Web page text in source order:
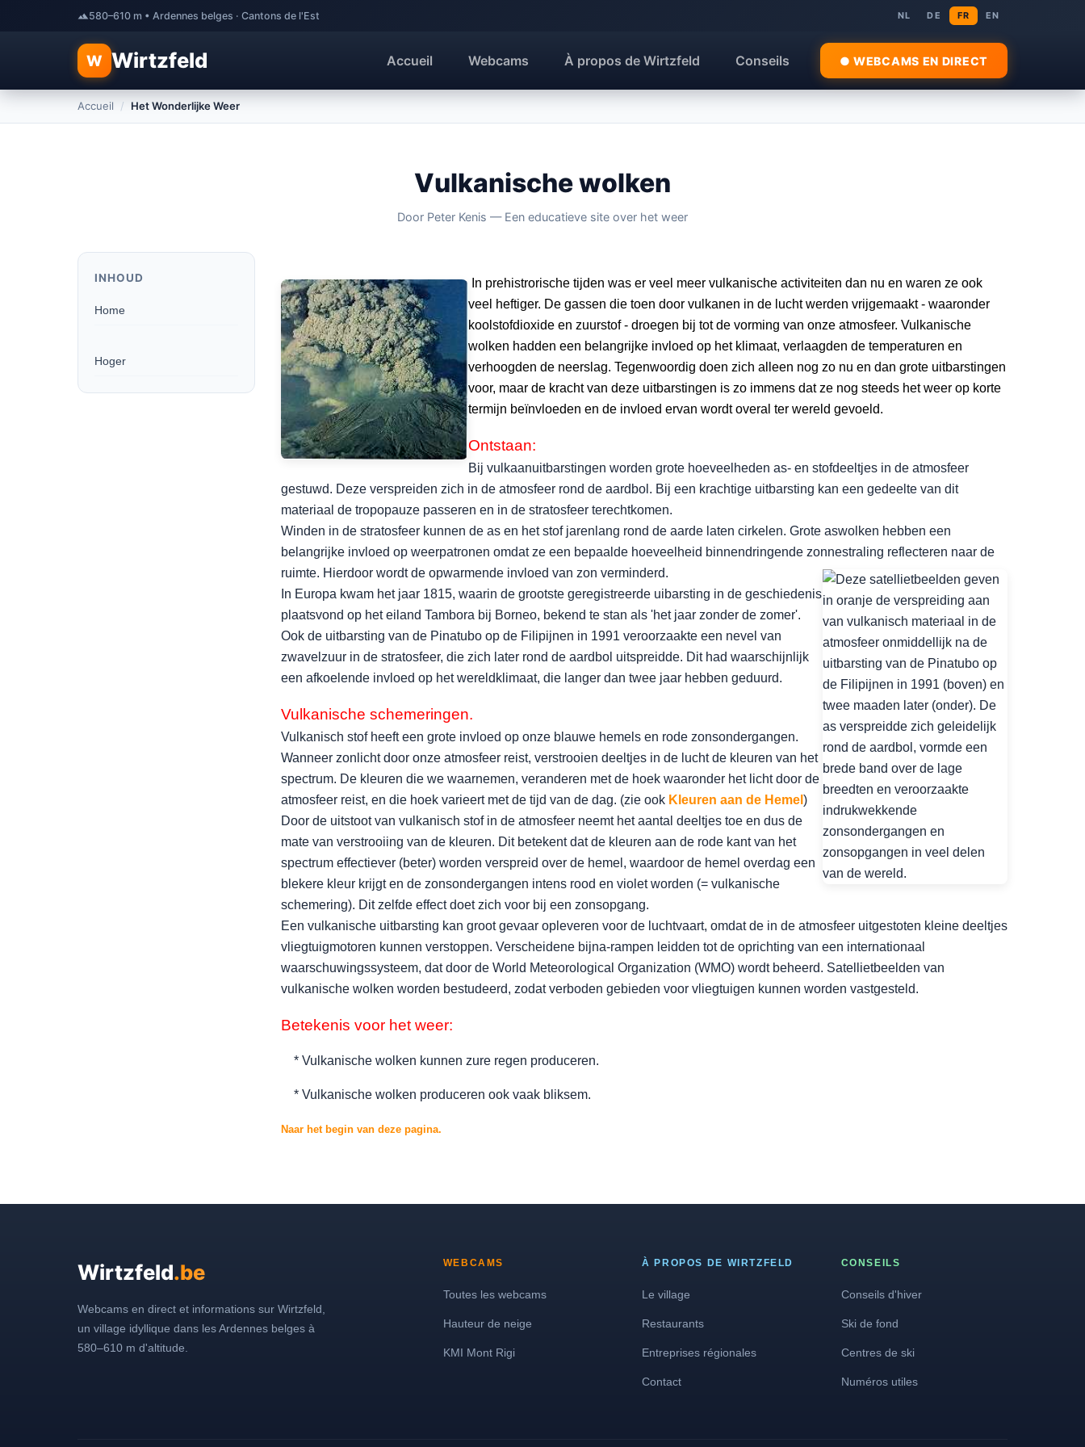
580–610 m • Ardennes belges · Cantons de l'Est NL DE FR EN
W Wirtzfeld Accueil Webcams À propos de Wirtzfeld Conseils ● WEBCAMS EN DIRECT
Accueil / Het Wonderlijke Weer
Vulkanische wolken
Door Peter Kenis — Een educatieve site over het weer
INHOUD
Home
Hoger
In prehistrorische tijden was er veel meer vulkanische activiteiten dan nu en waren ze ook
veel heftiger. De gassen die toen door vulkanen in de lucht werden vrijgemaakt - waaronder
koolstofdioxide en zuurstof - droegen bij tot de vorming van onze atmosfeer. Vulkanische
wolken hadden een belangrijke invloed op het klimaat, verlaagden de temperaturen en
verhoogden de neerslag. Tegenwoordig doen zich alleen nog zo nu en dan grote uitbarstingen
voor, maar de kracht van deze uitbarstingen is zo immens dat ze nog steeds het weer op korte
termijn beïnvloeden en de invloed ervan wordt overal ter wereld gevoeld.
Ontstaan:
Bij vulkaanuitbarstingen worden grote hoeveelheden as- en stofdeeltjes in de atmosfeer
gestuwd. Deze verspreiden zich in de atmosfeer rond de aardbol. Bij een krachtige uitbarsting kan een gedeelte van dit
materiaal de tropopauze passeren en in de stratosfeer terechtkomen.
Winden in de stratosfeer kunnen de as en het stof jarenlang rond de aarde laten cirkelen. Grote aswolken hebben een
belangrijke invloed op weerpatronen omdat ze een bepaalde hoeveelheid binnendringende zonnestraling reflecteren naar de
ruimte. Hierdoor wordt de opwarmende invloed van zon verminderd.
In Europa kwam het jaar 1815, waarin de grootste geregistreerde uibarsting in de geschiedenis
plaatsvond op het eiland Tambora bij Borneo, bekend te stan als 'het jaar zonder de zomer'.
Ook de uitbarsting van de Pinatubo op de Filipijnen in 1991 veroorzaakte een nevel van
zwavelzuur in de stratosfeer, die zich later rond de aardbol uitspreidde. Dit had waarschijnlijk
een afkoelende invloed op het wereldklimaat, die langer dan twee jaar hebben geduurd.
Vulkanische schemeringen.
Vulkanisch stof heeft een grote invloed op onze blauwe hemels en rode zonsondergangen.
Wanneer zonlicht door onze atmosfeer reist, verstrooien deeltjes in de lucht de kleuren van het
spectrum. De kleuren die we waarnemen, veranderen met de hoek waaronder het licht door de
atmosfeer reist, en die hoek varieert met de tijd van de dag. (zie ook Kleuren aan de Hemel )
Door de uitstoot van vulkanisch stof in de atmosfeer neemt het aantal deeltjes toe en dus de
mate van verstrooiing van de kleuren. Dit betekent dat de kleuren aan de rode kant van het
spectrum effectiever (beter) worden verspreid over de hemel, waardoor de hemel overdag een
blekere kleur krijgt en de zonsondergangen intens rood en violet worden (= vulkanische
schemering). Dit zelfde effect doet zich voor bij een zonsopgang.
Een vulkanische uitbarsting kan groot gevaar opleveren voor de luchtvaart, omdat de in de atmosfeer uitgestoten kleine deeltjes
vliegtuigmotoren kunnen verstoppen. Verscheidene bijna-rampen leidden tot de oprichting van een internationaal
waarschuwingssysteem, dat door de World Meteorological Organization (WMO) wordt beheerd. Satellietbeelden van
vulkanische wolken worden bestudeerd, zodat verboden gebieden voor vliegtuigen kunnen worden vastgesteld.
Betekenis voor het weer:
* Vulkanische wolken kunnen zure regen produceren.
* Vulkanische wolken produceren ook vaak bliksem.
Naar het begin van deze pagina.
Wirtzfeld.be
Webcams en direct et informations sur Wirtzfeld,
un village idyllique dans les Ardennes belges à
580–610 m d'altitude.
WEBCAMS
Toutes les webcams
Hauteur de neige
KMI Mont Rigi
À PROPOS DE WIRTZFELD
Le village
Restaurants
Entreprises régionales
Contact
CONSEILS
Conseils d'hiver
Ski de fond
Centres de ski
Numéros utiles